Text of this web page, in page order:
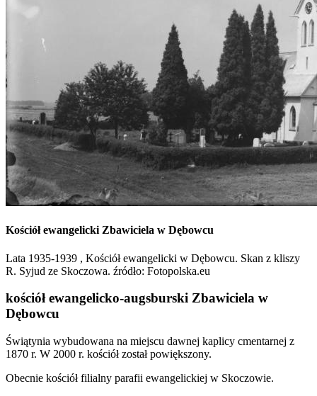
Kościół ewangelicki Zbawiciela w Dębowcu
Lata 1935-1939 , Kościół ewangelicki w Dębowcu. Skan z kliszy
R. Syjud ze Skoczowa. źródło: Fotopolska.eu
kościół ewangelicko-augsburski Zbawiciela w
Dębowcu
Świątynia wybudowana na miejscu dawnej kaplicy cmentarnej z
1870 r. W 2000 r. kościół został powiększony.
Obecnie kościół filialny parafii ewangelickiej w Skoczowie.